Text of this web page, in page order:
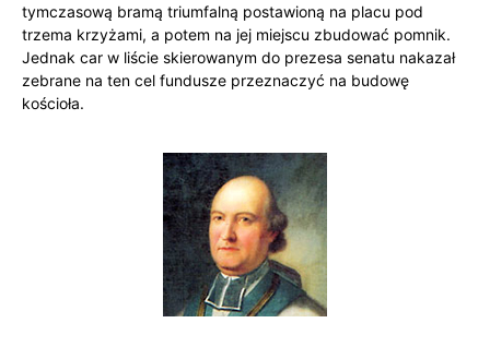
tymczasową bramą triumfalną postawioną na placu pod
trzema krzyżami, a potem na jej miejscu zbudować pomnik.
Jednak car w liście skierowanym do prezesa senatu nakazał
zebrane na ten cel fundusze przeznaczyć na budowę
kościoła.